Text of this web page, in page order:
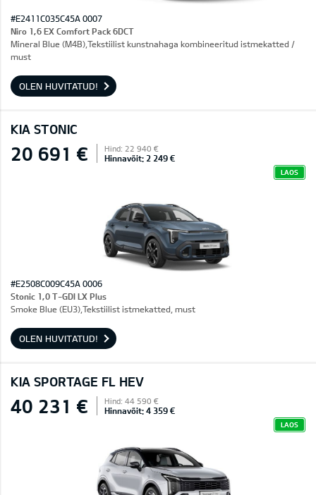
#E2411C035C45A 0007
Niro 1,6 EX Comfort Pack 6DCT
Mineral Blue (M4B),Tekstiilist kunstnahaga kombineeritud istmekatted /
must
OLEN HUVITATUD!
KIA STONIC
20 691 € Hind: 22 940 €
Hinnavõit: 2 249 €
LAOS
#E2508C009C45A 0006
Stonic 1,0 T-GDI LX Plus
Smoke Blue (EU3),Tekstiilist istmekatted, must
OLEN HUVITATUD!
KIA SPORTAGE FL HEV
40 231 € Hind: 44 590 €
Hinnavõit: 4 359 €
LAOS